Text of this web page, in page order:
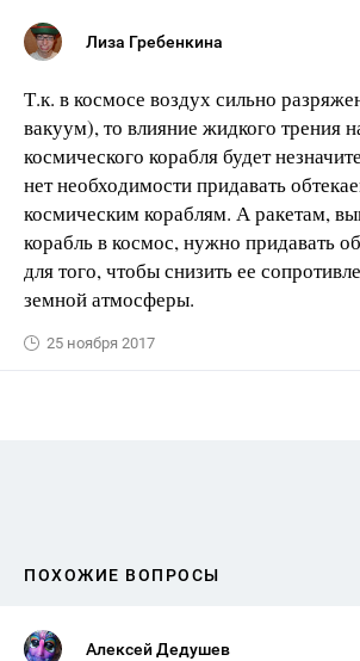
Лиза Гребенкина
Т.к. в космосе воздух сильно
вакуум), то влияние жидкого трения
космического корабля будет
нет необходимости придавать
космическим кораблям. А ракетам,
корабль в космос, нужно придавать
для того, чтобы снизить ее
земной атмосферы.
25 ноября 2017
ПОХОЖИЕ ВОПРОСЫ
Алексей Дедушев